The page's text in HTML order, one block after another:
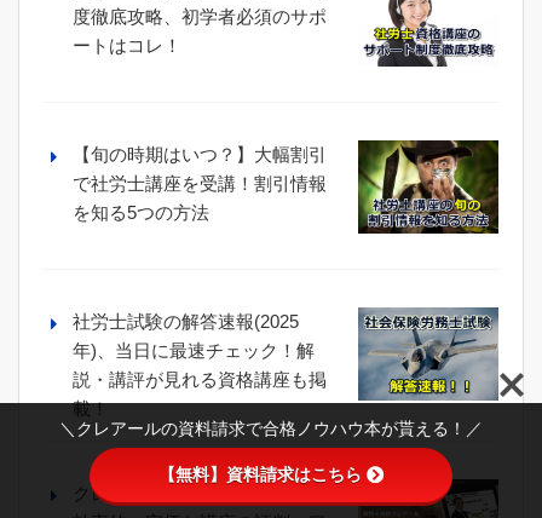
度徹底攻略、初学者必須のサポ
ートはコレ！
【旬の時期はいつ？】大幅割引
で社労士講座を受講！割引情報
を知る5つの方法
社労士試験の解答速報(2025
年)、当日に最速チェック！解
説・講評が見れる資格講座も掲
載！
クレアールの社労士通信講座、
＼クレアールの資料請求で合格ノウハウ本が貰える！／
【無料】資料請求はこちら